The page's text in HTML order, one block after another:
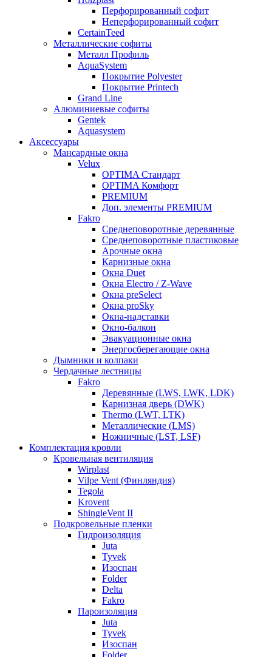
Перфорированный софит
Неперфорированный софит
CertainTeed
Металлические софиты
Металл Профиль
AquaSystem
Покрытие Polyester
Покрытие Printech
Grand Line
Алюминиевые софиты
Gentek
Aquasystem
Аксессуары
Мансардные окна
Velux
OPTIMA Стандарт
OPTIMA Комфорт
PREMIUM
Доп. элементы PREMIUM
Fakro
Cреднеповоротные деревянные
Cреднеповоротные пластиковые
Арочные окна
Карнизные окна
Окна Duet
Окна Electro / Z-Wave
Окна preSelect
Окна proSky
Окна-надставки
Окно-балкон
Эвакуационные окна
Энергосберегающие окна
Дымники и колпаки
Чердачные лестницы
Fakro
Деревянные (LWS, LWK, LDK)
Карнизная дверь (DWK)
Thermo (LWT, LTK)
Металлические (LMS)
Ножничные (LST, LSF)
Комплектация кровли
Кровельная вентиляция
Wirplast
Vilpe Vent (Финляндия)
Tegola
Krovent
ShingleVent II
Подкровельные пленки
Гидроизоляция
Juta
Tyvek
Изоспан
Folder
Delta
Fakro
Пароизоляция
Juta
Tyvek
Изоспан